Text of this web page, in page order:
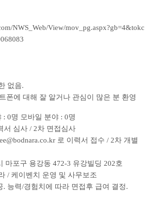
NWS_Web/View/mov_pg.aspx?gb=4&tokc
없음.
폰에 대해 잘 알거나 관심이 많은 분 환영
: 0명 모바일 분야 : 0명
서 심사 / 2차 면접심사
로 이력서 접수 / 2차 개별
마포구 용강동 472-3 유강빌딩 202호
/ 케이벤치 운영 및 사무보조
. 능력/경험치에 따라 면접후 급여 결정.